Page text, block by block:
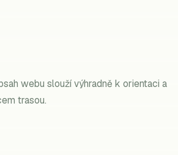
webu slouží výhradně k orientaci a
trasou.